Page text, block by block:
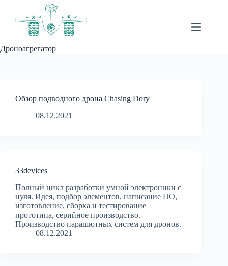
Дроноагрегатор
Обзор подводного дрона Chasing Dory
08.12.2021
33devices
Полный цикл разработки умной электроники с
нуля. Идея, подбор элементов, написание ПО,
изготовление, сборка и тестирование
прототипа, серийное производство.
Производство парашютных сиcтем для дронов.
08.12.2021